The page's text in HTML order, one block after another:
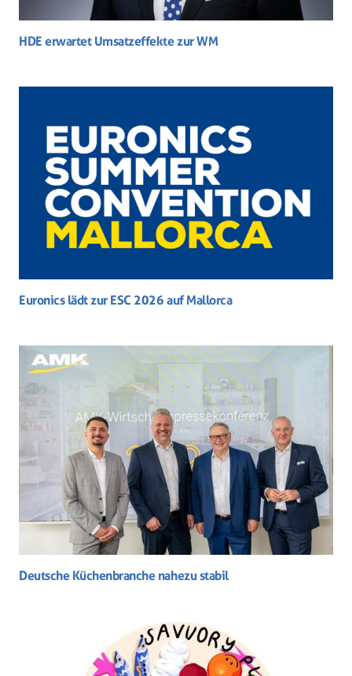
HDE erwartet Umsatzeffekte zur WM
Euronics lädt zur ESC 2026 auf Mallorca
Deutsche Küchenbranche nahezu stabil